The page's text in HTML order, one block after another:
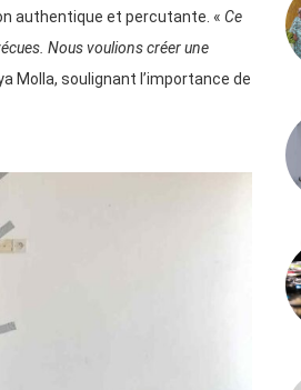
authentique et percutante. « Ce
Nous voulions créer une
Molla, soulignant l’importance de